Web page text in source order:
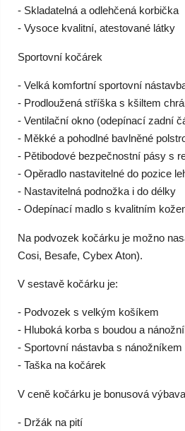
- Skladatelná a odlehčená korbička
- Vysoce kvalitní, atestované látky
Sportovní kočárek
- Velká komfortní sportovní
- Prodloužená stříška s kšiltem
- Ventilační okno (odepínací zadní
- Měkké a pohodlné bavlněné
- Pětibodové bezpečnostní pásy s
- Opěradlo nastavitelné do pozice
- Nastavitelná podnožka i do délky
- Odepínací madlo s kvalitním
Na podvozek kočárku je možno
Cosi, Besafe, Cybex Aton).
V sestavě kočárku je:
- Podvozek s velkým košíkem
- Hluboká korba s boudou a
- Sportovní nástavba s nánožníkem
- Taška na kočárek
V ceně kočárku je bonusová
- Držák na pití